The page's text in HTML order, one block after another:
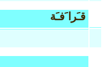
قـَرا َفـَة